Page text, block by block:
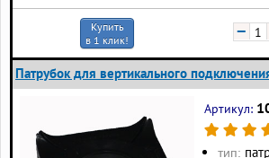
Купить
в 1 клик!
−
Патрубок для вертикального
Артикул:
тип: